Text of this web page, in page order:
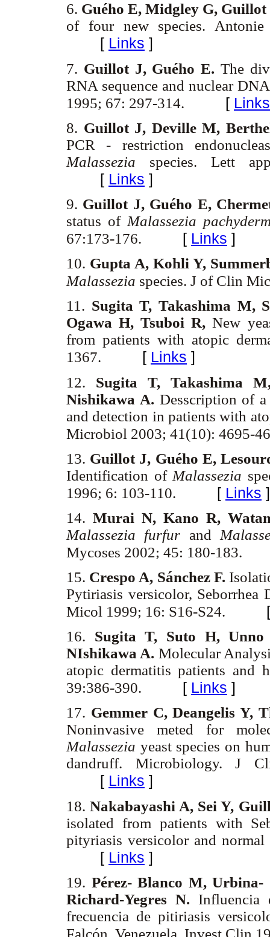
6. Guého E, Midgley G,
of four new species.
[ Links ]
7. Guillot J, Guého E.The
RNA sequence and nuclear
1995; 67: 297-314.
[ Links
8. Guillot J, Deville M,
PCR - restriction
Malassezia species. Lett
[ Links ]
9. Guillot J, Guého E,
status of Malassezia
67:173-176.
[ Links ]
10. Gupta A, Kohli Y,
Malassezia species. J of Clin
11. Sugita T, Takashima M,
Ogawa H, Tsuboi R,New
from patients with atopic
1367.
[ Links ]
12. Sugita T, Takashima
Nishikawa A. Desscription of
and detection in patients with
Microbiol 2003; 41(10): 4695-
13. Guillot J, Guého E,
Identification of Malassezia
1996; 6: 103-110.
[ Links ]
14. Murai N, Kano R,
Malassezia furfur and
Mycoses 2002; 45: 180-183.
15. Crespo A, Sánchez F.
Pytiriasis versicolor, Seborrhea
Micol 1999; 16: S16-S24.
16. Sugita T, Suto H,
NIshikawa A. Molecular
atopic dermatitis patients and
39:386-390.
[ Links ]
17. Gemmer C, Deangelis Y,
Noninvasive meted for
Malassezia yeast species on
dandruff. Microbiology. J
[ Links ]
18.Nakabayashi A, Sei Y,
isolated from patients with
pityriasis versicolor and
[ Links ]
19. Pérez- Blanco M, Urbina-
Richard-Yegres N. Influencia
frecuencia de pitiriasis
Falcón, Venezuela. Invest Clin